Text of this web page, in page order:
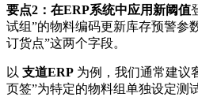
要点2：在ERP系统中应用新阈值
试组”的物料编码更新库存预警参
订货点”这两个字段。
以 支道ERP 为例，我们通常建议
页签”为特定的物料组单独设定测